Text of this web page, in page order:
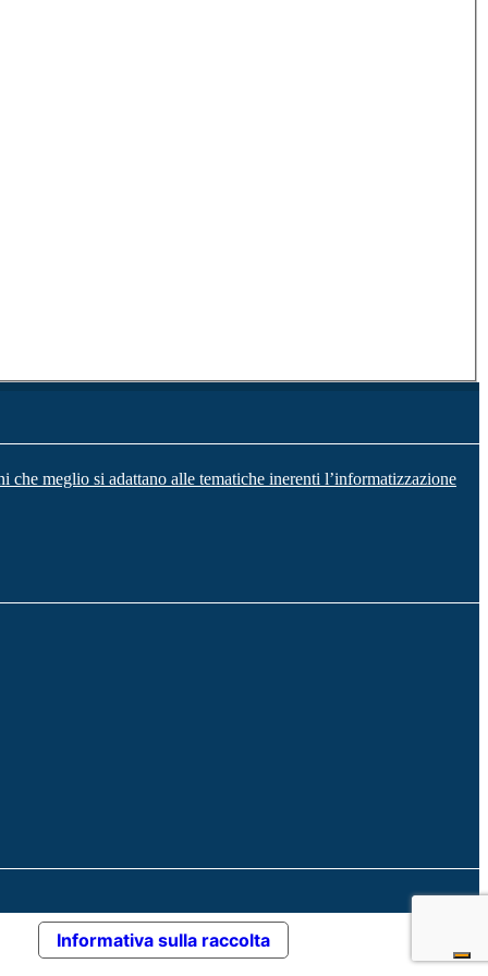
meglio si adattano alle tematiche inerenti l’informatizzazione
Informativa sulla raccolta